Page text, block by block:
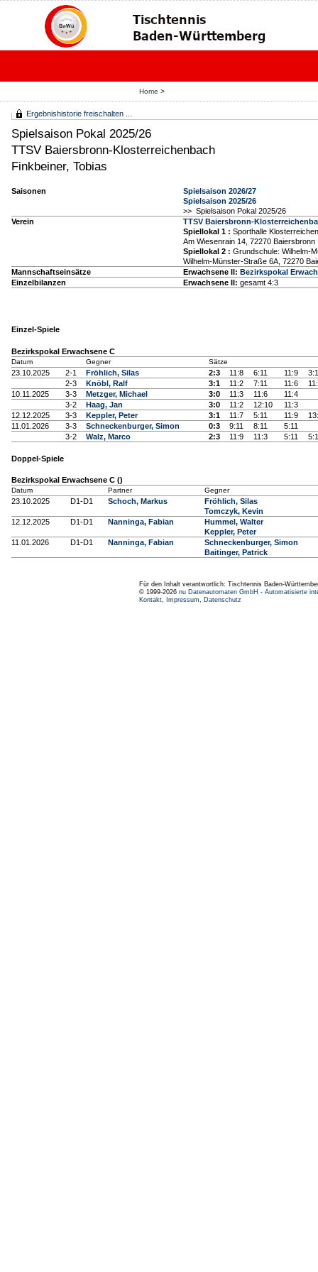
Home >
Ergebnishistorie freischalten ...
Spielsaison Pokal 2025/26
TTSV Baiersbronn-Klosterreichenbach
Finkbeiner, Tobias
Saisonen
Spielsaison 2026/27
Spielsaison 2025/26
>> Spielsaison Pokal 2025/26
Verein
TTSV Baiersbronn-
Spiellokal 1 : Sporthalle
Am Wiesenrain 14, 72270 Baiersbronn
Spiellokal 2 : Grundschule: Wilhelm-
Wilhelm-Münster-Straße 6A, 72270
Mannschaftseinsätze
Erwachsene II: Bezirkspokal
Einzelbilanzen
Erwachsene II: gesamt 4:3
Einzel-Spiele
Bezirkspokal Erwachsene C
Datum Gegner Sätze
23.10.2025 2-1 Fröhlich, Silas 2:3 11:8 6:11 11:9
2-3
Knöbl, Ralf 3:1 11:2 7:11 11:6
10.11.2025
3-3 Metzger, Michael 3:0 11:3 11:6
11:4
3-2
Haag, Jan 3:0 11:2 12:10
11:3
12.12.2025
3-3 Keppler, Peter 3:1 11:7 5:11 11:9
11.01.2026
3-3 Schneckenburger, Simon 0:3 9:11 8:11
5:11
3-2
Walz, Marco 2:3 11:9 11:3 5:11
Doppel-Spiele
Bezirkspokal Erwachsene C ()
Datum Partner Gegner
23.10.2025 D1-D1 Schoch, Markus
Fröhlich, Silas
Tomczyk, Kevin
12.12.2025
D1-D1 Nanninga, Fabian
Hummel, Walter
Keppler, Peter
11.01.2026
D1-D1 Nanninga, Fabian
Schneckenburger, Simon
Baitinger, Patrick
Für den Inhalt verantwortlich: Tischtennis Baden-
© 1999-2026 nu Datenautomaten GmbH - Automatisierte
Kontakt, Impressum, Datenschutz